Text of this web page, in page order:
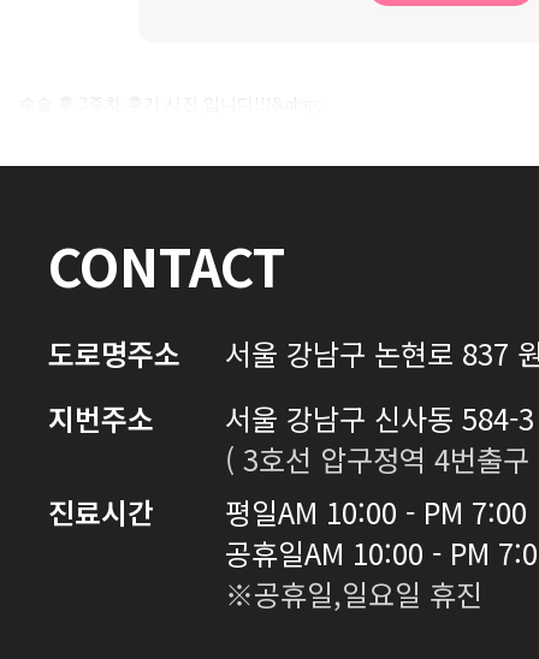
수술 후 3주차 후기 사진 입니다!!!&nbsp;
CONTACT
도로명주소
서울 강남구 논현로 837
지번주소
서울 강남구 신사동 584-
( 3호선 압구정역 4번출
진료시간
평일AM 10:00 - PM 7:00
공휴일AM 10:00 - PM
※공휴일,일요일 휴진